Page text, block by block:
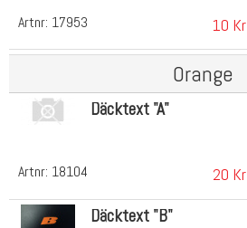
Artnr: 17953 10 Kr
Orange
Artnr: 18104
Däcktext "A"
20 Kr
Däcktext "B"